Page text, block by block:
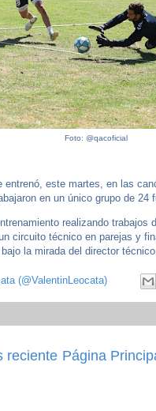
Foto: @qacoficial
entrenó, este martes, en las
en un único grupo de 24
realizando trabajos
circuito técnico en parejas y
la mirada del director
(@ValentinLeocata)
reciente Página